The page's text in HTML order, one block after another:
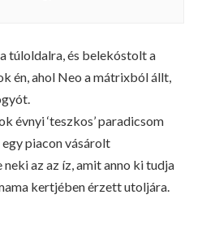
túloldalra, és belekóstolt a
én, ahol Neo a mátrixból állt,
évnyi ‘teszkos’ paradicsom
piacon vásárolt
az az íz, amit anno ki tudja
kertjében érzett utoljára.